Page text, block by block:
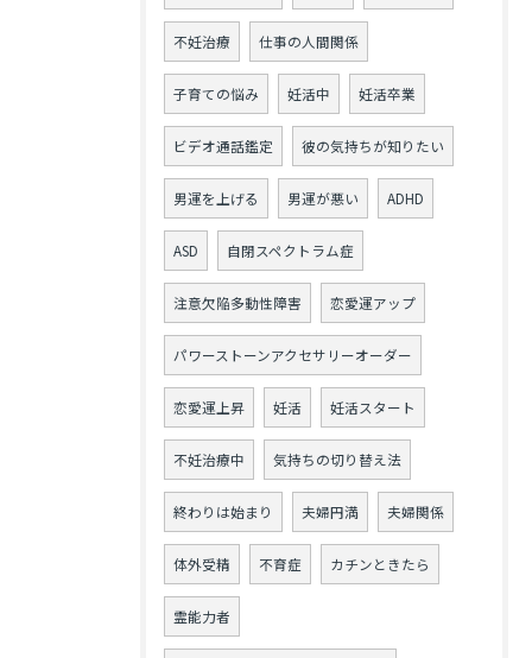
不妊治療 仕事の人間関係
子育ての悩み 妊活中 妊活卒業
ビデオ通話鑑定 彼の気持ちが知りたい
男運を上げる 男運が悪い ADHD
ASD 自閉スペクトラム症
注意欠陥多動性障害 恋愛運アップ
パワーストーンアクセサリーオーダー
恋愛運上昇 妊活 妊活スタート
不妊治療中 気持ちの切り替え法
終わりは始まり 夫婦円満 夫婦関係
体外受精 不育症 カチンときたら
霊能力者